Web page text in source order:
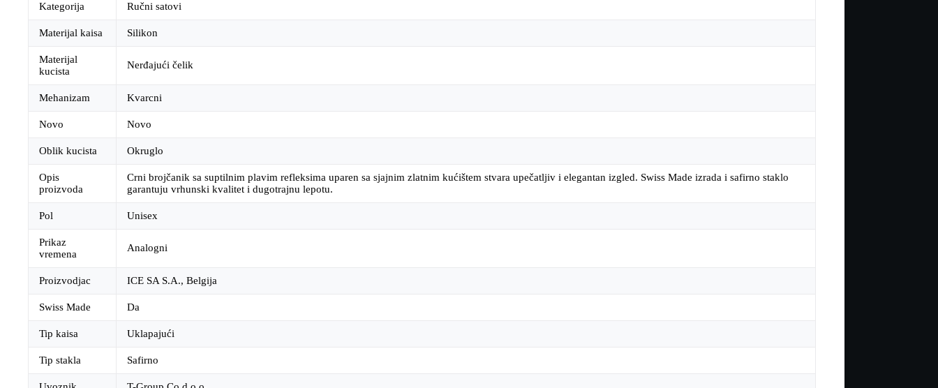
Kategorija Ručni satovi
Materijal kaisa Silikon
Materijal
kucista
Nerđajući čelik
Mehanizam Kvarcni
Novo Novo
Oblik kucista Okruglo
Opis
proizvoda
Crni brojčanik sa suptilnim plavim refleksima uparen sa sjajnim zlatnim kućištem stvara upečatljiv i elegantan izgled. Swiss Made izrada i safirno staklo
garantuju vrhunski kvalitet i dugotrajnu lepotu.
Pol Unisex
Prikaz
vremena
Analogni
Proizvodjac ICE SA S.A., Belgija
Swiss Made Da
Tip kaisa Uklapajući
Tip stakla Safirno